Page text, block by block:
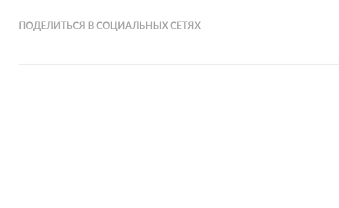
ПОДЕЛИТЬСЯ В СОЦИАЛЬНЫХ СЕТЯХ